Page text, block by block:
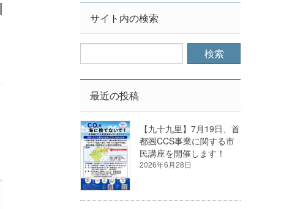
サイト内の検索
最近の投稿
【九十九里】7月19日、首
都圏CCS事業に関する市
民講座を開催します！
2026年6月28日